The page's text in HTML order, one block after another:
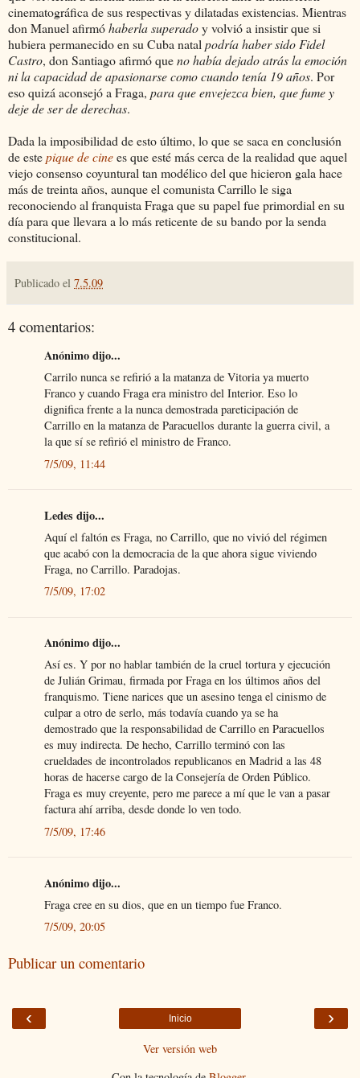
cinematográfica de sus respectivas y dilatadas existencias. Mientras
don Manuel afirmóhaberla superadoy volvió a insistir que si
hubiera permanecido en su Cuba natal podría haber sido Fidel
Castro, don Santiago afirmó queno había dejado atrás la emoción
ni la capacidad de apasionarse como cuando tenía 19 años. Por
eso quizá aconsejó a Fraga, para que envejezca bien, que fume y
deje de ser de derechas.
Dada la imposibilidad de esto último, lo que se saca en conclusión
de estepique de cinees que esté más cerca de la realidad que aquel
viejo consenso coyuntural tan modélico del que hicieron gala hace
más de treinta años, aunque el comunista Carrillo le siga
reconociendo al franquista Fraga que su papel fue primordial en su
día para que llevara a lo más reticente de su bando por la senda
constitucional.
Publicado el 7.5.09
4 comentarios:
Anónimo dijo...
Carrilo nunca se refirió a la matanza de Vitoria ya muerto
Franco y cuando Fraga era ministro del Interior. Eso lo
dignifica frente a la nunca demostrada pareticipación de
Carrillo en la matanza de Paracuellos durante la guerra civil, a
la que sí se refirió el ministro de Franco.
7/5/09, 11:44
Ledes dijo...
Aquí el faltón es Fraga, no Carrillo, que no vivió del régimen
que acabó con la democracia de la que ahora sigue viviendo
Fraga, no Carrillo. Paradojas.
7/5/09, 17:02
Anónimo dijo...
Así es. Y por no hablar también de la cruel tortura y ejecución
de Julián Grimau, firmada por Fraga en los últimos años del
franquismo. Tiene narices que un asesino tenga el cinismo de
culpar a otro de serlo, más todavía cuando ya se ha
demostrado que la responsabilidad de Carrillo en Paracuellos
es muy indirecta. De hecho, Carrillo terminó con las
crueldades de incontrolados republicanos en Madrid a las 48
horas de hacerse cargo de la Consejería de Orden Público.
Fraga es muy creyente, pero me parece a mí que le van a pasar
factura ahí arriba, desde donde lo ven todo.
7/5/09, 17:46
Anónimo dijo...
Fraga cree en su dios, que en un tiempo fue Franco.
7/5/09, 20:05
Publicar un comentario
‹ ›
Inicio
Ver versión web